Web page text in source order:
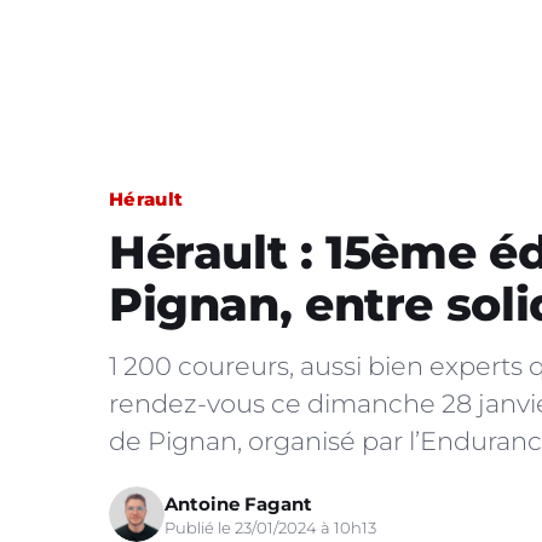
Hérault
Hérault : 15ème
Pignan, entre
1 200 coureurs, aussi bien experts
rendez-vous ce dimanche 28
de Pignan, organisé par
Antoine Fagant
Publié le 23/01/2024 à 10h13